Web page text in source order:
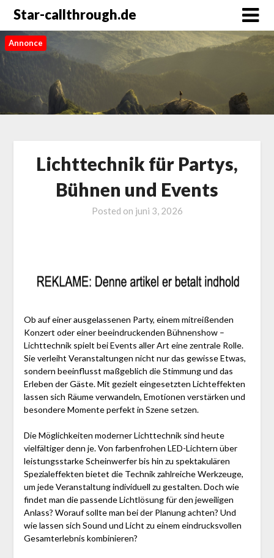
Star-callthrough.de
Annonce
Lichttechnik für Partys,
Bühnen und Events
Posted on juni 3, 2026
Ob auf einer ausgelassenen Party, einem mitreißenden
Konzert oder einer beeindruckenden Bühnenshow –
Lichttechnik spielt bei Events aller Art eine zentrale Rolle.
Sie verleiht Veranstaltungen nicht nur das gewisse Etwas,
sondern beeinflusst maßgeblich die Stimmung und das
Erleben der Gäste. Mit gezielt eingesetzten Lichteffekten
lassen sich Räume verwandeln, Emotionen verstärken und
besondere Momente perfekt in Szene setzen.
Die Möglichkeiten moderner Lichttechnik sind heute
vielfältiger denn je. Von farbenfrohen LED-Lichtern über
leistungsstarke Scheinwerfer bis hin zu spektakulären
Spezialeffekten bietet die Technik zahlreiche Werkzeuge,
um jede Veranstaltung individuell zu gestalten. Doch wie
findet man die passende Lichtlösung für den jeweiligen
Anlass? Worauf sollte man bei der Planung achten? Und
wie lassen sich Sound und Licht zu einem eindrucksvollen
Gesamterlebnis kombinieren?